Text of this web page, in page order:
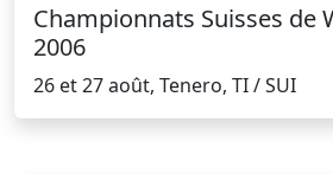
Championnats Suisses de
2006
26 et 27 août, Tenero, TI / SUI